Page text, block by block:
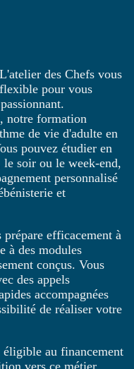
des Chefs vous
pour vous
notre formation
de vie d'adulte en
pouvez étudier en
le soir ou le week-end,
personnalisé
et
efficacement à
à des modules
conçus. Vous
des appels
accompagnées
de réaliser votre
au financement
vers ce métier